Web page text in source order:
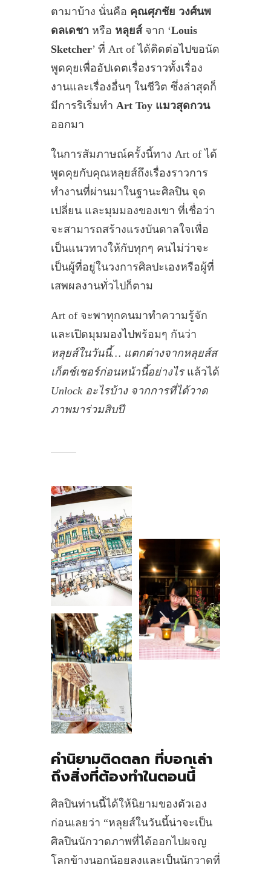
ตามาบ้าง นั่นคือ คุณศุภชัย วงศ์นพ
ดลเดชา หรือ หลุยส์จาก ‘Louis
Sketcher’ ที่ Art of ได้ติดต่อไปขอนัด
พูดคุยเพื่ออัปเดตเรื่องราวทั้งเรื่อง
งานและเรื่องอื่นๆ ในชีวิต ซึ่งล่าสุดก็
มีการริเริ่มทำ Art Toy แมวสุดกวน
ออกมา
ในการสัมภาษณ์ครั้งนี้ทาง Art of ได้
พูดคุยกับคุณหลุยส์ถึงเรื่องราวการ
ทำงานที่ผ่านมาในฐานะศิลปิน จุด
เปลี่ยน และมุมมองของเขา ที่เชื่อว่า
จะสามารถสร้างแรงบันดาลใจเพื่อ
เป็นแนวทางให้กับทุกๆ คนไม่ว่าจะ
เป็นผู้ที่อยู่ในวงการศิลปะเองหรือผู้ที่
เสพผลงานทั่วไปก็ตาม
Art of จะพาทุกคนมาทำความรู้จัก
และเปิดมุมมองไปพร้อมๆ กันว่า
หลุยส์ในวันนี้… แตกต่างจากหลุยส์ส
เก็ตช์เชอร์ก่อนหน้านี้อย่างไรแล้วได้
Unlock อะไรบ้าง จากการที่ได้วาด
ภาพมาร่วมสิบปี
คำนิยามติดตลก ที่บอกเล่า
ถึงสิ่งที่ต้องทำในตอนนี้
ศิลปินท่านนี้ได้ให้นิยามของตัวเอง
ก่อนเลยว่า “หลุยส์ในวันนี้น่าจะเป็น
ศิลปินนักวาดภาพที่ได้ออกไปผจญ
โลกข้างนอกน้อยลงและเป็นนักวาดที่